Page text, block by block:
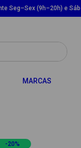
Seg–Sex (9h–20h) e
DROPDOWN
MARCAS
-20%